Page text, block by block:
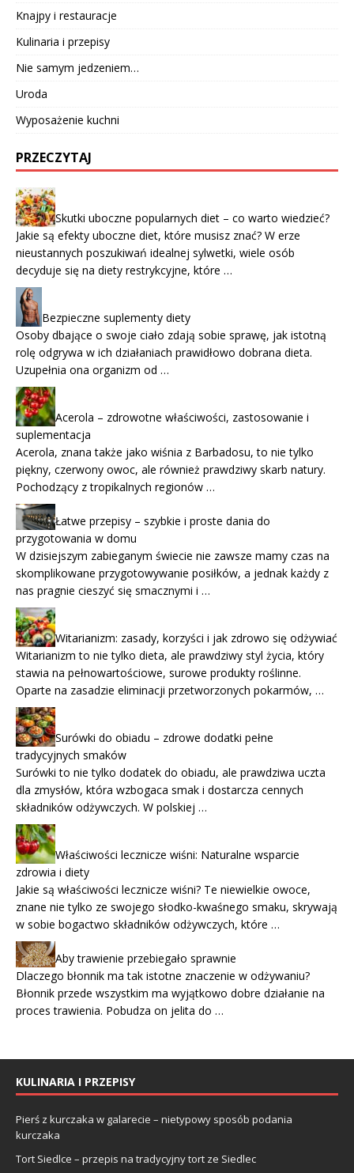
Knajpy i restauracje
Kulinaria i przepisy
Nie samym jedzeniem…
Uroda
Wyposażenie kuchni
PRZECZYTAJ
Skutki uboczne popularnych diet – co warto wiedzieć?
Jakie są efekty uboczne diet, które musisz znać? W erze
nieustannych poszukiwań idealnej sylwetki, wiele osób
decyduje się na diety restrykcyjne, które …
Bezpieczne suplementy diety
Osoby dbające o swoje ciało zdają sobie sprawę, jak istotną
rolę odgrywa w ich działaniach prawidłowo dobrana dieta.
Uzupełnia ona organizm od …
Acerola – zdrowotne właściwości, zastosowanie i
suplementacja
Acerola, znana także jako wiśnia z Barbadosu, to nie tylko
piękny, czerwony owoc, ale również prawdziwy skarb natury.
Pochodzący z tropikalnych regionów …
Łatwe przepisy – szybkie i proste dania do
przygotowania w domu
W dzisiejszym zabieganym świecie nie zawsze mamy czas na
skomplikowane przygotowywanie posiłków, a jednak każdy z
nas pragnie cieszyć się smacznymi i …
Witarianizm: zasady, korzyści i jak zdrowo się odżywiać
Witarianizm to nie tylko dieta, ale prawdziwy styl życia, który
stawia na pełnowartościowe, surowe produkty roślinne.
Oparte na zasadzie eliminacji przetworzonych pokarmów, …
Surówki do obiadu – zdrowe dodatki pełne
tradycyjnych smaków
Surówki to nie tylko dodatek do obiadu, ale prawdziwa uczta
dla zmysłów, która wzbogaca smak i dostarcza cennych
składników odżywczych. W polskiej …
Właściwości lecznicze wiśni: Naturalne wsparcie
zdrowia i diety
Jakie są właściwości lecznicze wiśni? Te niewielkie owoce,
znane nie tylko ze swojego słodko-kwaśnego smaku, skrywają
w sobie bogactwo składników odżywczych, które …
Aby trawienie przebiegało sprawnie
Dlaczego błonnik ma tak istotne znaczenie w odżywaniu?
Błonnik przede wszystkim ma wyjątkowo dobre działanie na
proces trawienia. Pobudza on jelita do …
KULINARIA I PRZEPISY
Pierś z kurczaka w galarecie – nietypowy sposób podania
kurczaka
Tort Siedlce – przepis na tradycyjny tort ze Siedlec